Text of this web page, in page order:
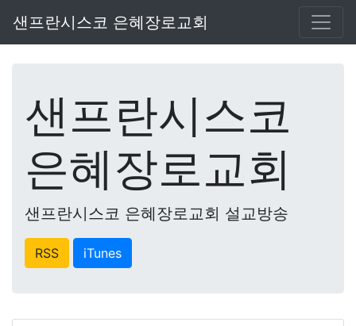
샌프란시스코 은혜장로교회
샌프란시스코
은혜장로교회
샌프란시스코 은혜장로교회 설교방송
RSS iTunes